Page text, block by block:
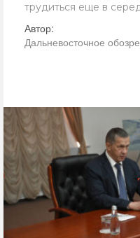
трудиться еще в
Автор:
Дальневосточное